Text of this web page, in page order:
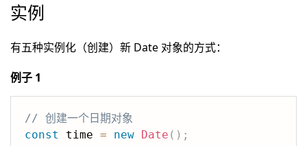
实例
有五种实例化（创建）新 Date 对象的方式：
例子 1
// 创建一个日期对象
const
time = new Date ( ) ;